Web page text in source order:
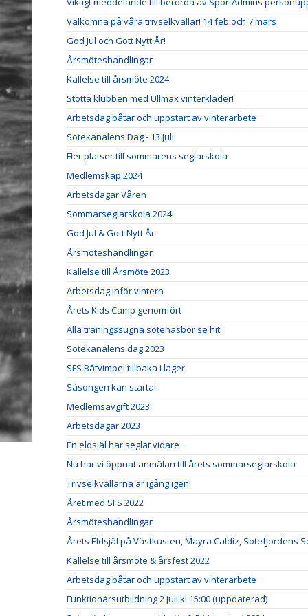
Välkomna på våra trivselkvällar! 14 feb och 7 mars
God Jul och Gott Nytt År!
Årsmöteshandlingar
Kallelse till årsmöte 2024
Stötta klubben med Ullmax vinterkläder!
Arbetsdag båtar och uppstart av vinterarbete
Sotekanalens Dag - 13 Juli
Fler platser till sommarens seglarskola
Medlemskap 2024
Arbetsdagar Våren
Sommarseglarskola 2024
God Jul & Gott Nytt År
Årsmöteshandlingar
Kallelse till Årsmöte 2023
Arbetsdag inför vintern
Årets Kids Camp genomfört
Alla träningssugna sotenäsbor se hit!
Sotekanalens dag 2023
SFS Båtvimpel tillbaka i lager
Säsongen kan starta!
Medlemsavgift 2023
Arbetsdagar 2023
En eldsjäl har seglat vidare
Nu har vi öppnat anmälan till årets sommarseglarskola
Trivselkvällarna är igång igen!
Året med SFS 2022
Årsmöteshandlingar
Årets Eldsjäl på Västkusten, Mayra Caldiz, Sotefjordens
Kallelse till årsmöte & årsfest 2022
Arbetsdag båtar och uppstart av vinterarbete
Funktionärsutbildning 2 juli kl 15:00 (uppdaterad)